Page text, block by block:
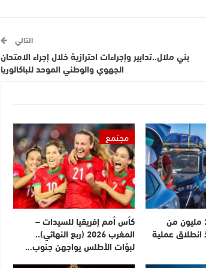
التالي
بني ملال..تدابير وإجراءات احترازية خلال إجراء الامتحان
الجهوي والوطني الموحد للباكالوريا
دخول أزيد من 2,7 مليون من
انطلاق عملية
مجتمع
كأس أمم إفريقيا للسيدات –
المغرب 2026 (ربع النهائي)..
لبؤات الأطلس يواجهن جنوب…